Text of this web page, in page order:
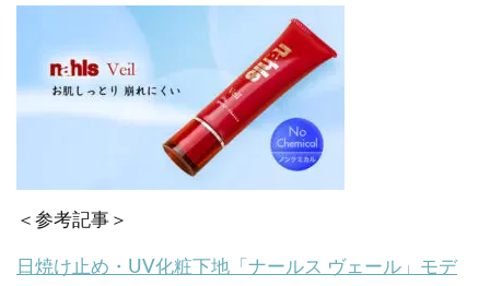
＜参考記事＞
日焼け止め・UV化粧下地「ナールス ヴェール」モデ